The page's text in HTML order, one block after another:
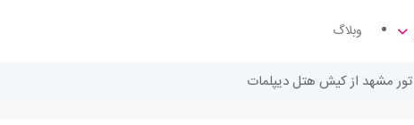
وبلاگ
تور مشهد از کیش هتل دیپلمات